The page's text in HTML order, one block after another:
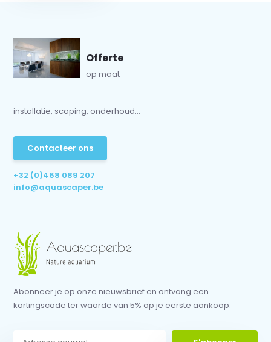
Offerte
op maat
installatie, scaping, onderhoud...
Contacteer ons
+32 (0)468 089 207
info@aquascaper.be
Abonneer je op onze nieuwsbrief en ontvang een
kortingscode ter waarde van 5% op je eerste aankoop.